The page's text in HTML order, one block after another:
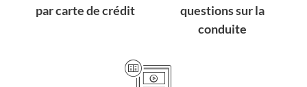
par carte de crédit
questions sur la
conduite